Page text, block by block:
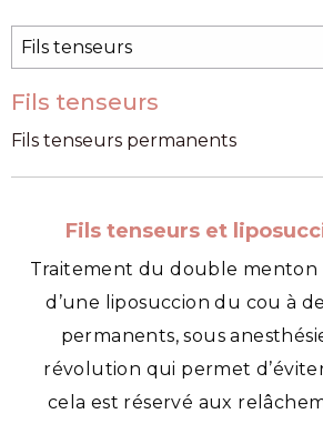
Fils tenseurs
Fils tenseurs permanents
Fils tenseurs et
Traitement du double menton
d’une liposuccion du cou à
permanents, sous
révolution qui permet
cela est réservé aux